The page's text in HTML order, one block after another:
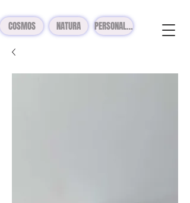
COSMOS NATURA PERSONALIZADOS